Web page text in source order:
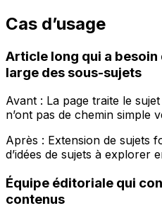
Cas d’usage
Article long qui a besoin
large des sous-sujets
Avant : La page traite le
n’ont pas de chemin simple
Après : Extension de sujets
d’idées de sujets à explorer
Équipe éditoriale qui
contenus